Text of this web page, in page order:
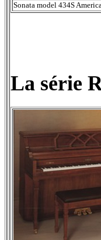
Sonata model 434S
La série